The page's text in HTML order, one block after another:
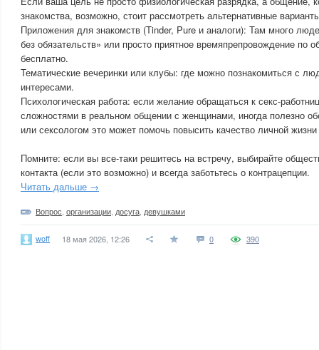
знакомства, возможно, стоит рассмотреть альтернативные
Приложения для знакомств (Tinder, Pure и аналоги): Там много
без обязательств» или просто приятное времяпрепровождение по
бесплатно.
Тематические вечеринки или клубы: где можно познакомиться с
интересами.
Психологическая работа: если желание обращаться к секс-
сложностями в реальном общении с женщинами, иногда полезно
или сексологом это может помочь повысить качество личной
Помните: если вы все-таки решитесь на встречу, выбирайте
контакта (если это возможно) и всегда заботьтесь о контрацепции.
Читать дальше →
Вопрос организации досуга девушками
woff 18 мая 2026, 12:26 0 390